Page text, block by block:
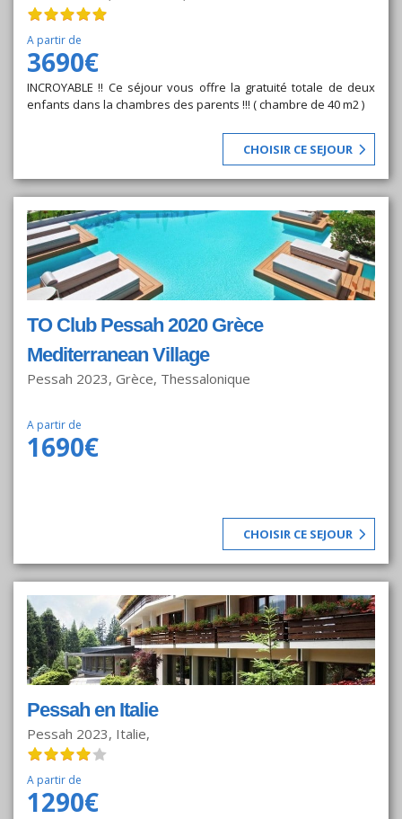
A partir de
3690€
INCROYABLE !! Ce séjour vous offre la gratuité totale de deux
enfants dans la chambres des parents !!! ( chambre de 40 m2 )
CHOISIR CE SEJOUR
TO Club Pessah 2020 Grèce
Mediterranean Village
Pessah 2023, Grèce, Thessalonique
A partir de
1690€
CHOISIR CE SEJOUR
Pessah en Italie
Pessah 2023, Italie,
A partir de
1290€